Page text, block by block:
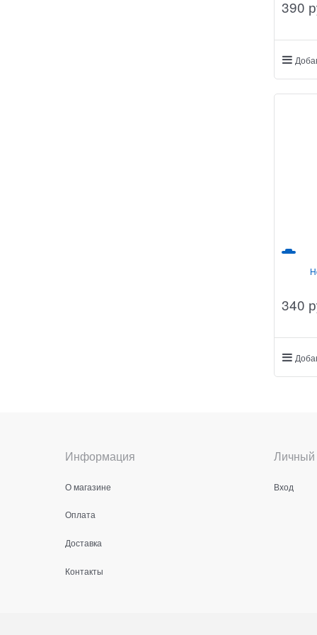
390
340
Информация
О магазине
Оплата
Доставка
Контакты
Личный
Вход